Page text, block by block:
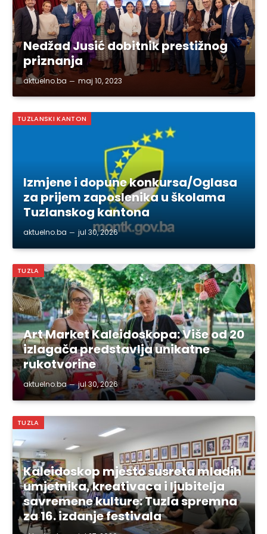
Nedžad Jusić dobitnik prestižnog
priznanja
aktuelno.ba maj 10, 2023
TUZLANSKI KANTON
Izmjene i dopune konkursa/Oglasa
za prijem zaposlenika u školama
Tuzlanskog kantona
aktuelno.ba jul 30, 2026
TUZLA
Art Market Kaleidoskopa: Više od 20
izlagača predstavlja unikatne
rukotvorine
aktuelno.ba jul 30, 2026
TUZLA
Kaleidoskop mjesto susreta mladih
umjetnika, kreativaca i ljubitelja
savremene kulture: Tuzla spremna
za 16. izdanje festivala